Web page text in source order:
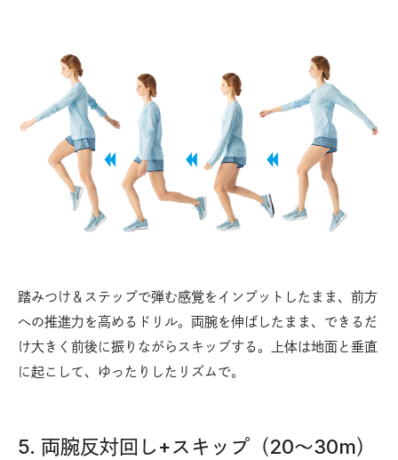
踏みつけ＆ステップで弾む感覚をインプットしたまま、前方
への推進力を高めるドリル。両腕を伸ばしたまま、できるだ
け大きく前後に振りながらスキップする。上体は地面と垂直
に起こして、ゆったりしたリズムで。
5. 両腕反対回し+スキップ（20〜30m）